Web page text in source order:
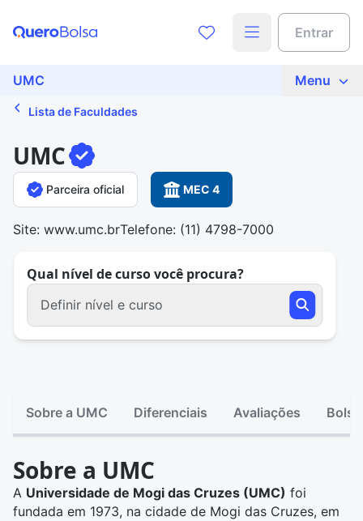
Entrar
UMC Menu
Lista de Faculdades
UMC
Parceira oficial MEC 4
Site: www.umc.brTelefone: (11) 4798-7000
Qual nível de curso você procura?
Definir nível e curso
Sobre a UMC Diferenciais Avaliações
Sobre a UMC
A Universidade de Mogi das Cruzes (UMC) foi
fundada em 1973, na cidade de Mogi das Cruzes, em